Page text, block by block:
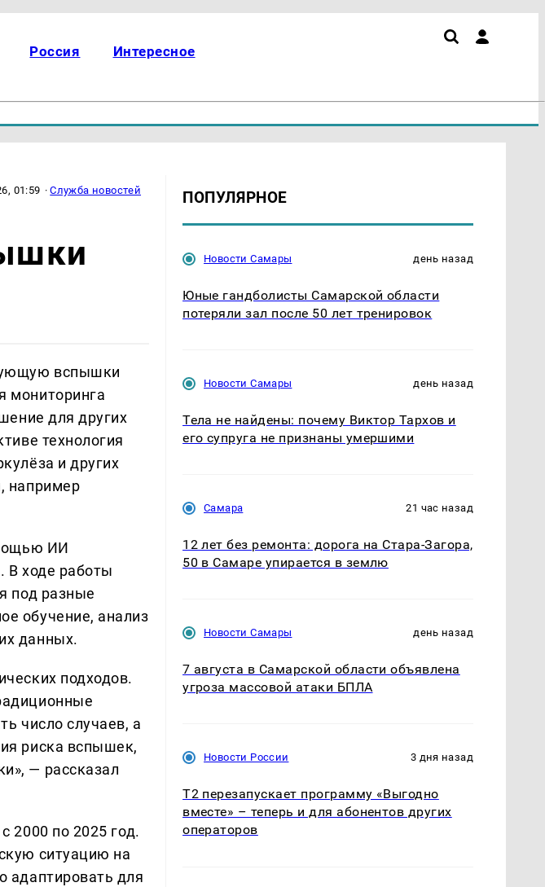
Россия Интересное
01:59 ·Служба новостей
вспышки
мониторинга
для других
технология
и других
например
ИИ
В ходе работы
под разные
обучение, анализ
данных.
подходов.
число случаев, а
риска вспышек,
— рассказал
2000 по 2025 год.
ситуацию на
адаптировать для
ПОПУЛЯРНОЕ
Новости Самары день назад
Юные гандболисты Самарской области
потеряли зал после 50 лет тренировок
Новости Самары день назад
Тела не найдены: почему Виктор Тархов и
его супруга не признаны умершими
Самара 21 час назад
12 лет без ремонта: дорога на Стара-Загора,
50 в Самаре упирается в землю
Новости Самары день назад
7 августа в Самарской области объявлена
угроза массовой атаки БПЛА
Новости России 3 дня назад
Т2 перезапускает программу «Выгодно
вместе» – теперь и для абонентов других
операторов